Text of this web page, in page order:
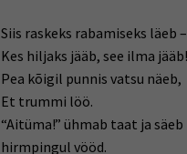
Siis raskeks rabamiseks läeb –
Kes hiljaks jääb, see ilma jääb!
Pea kõigil punnis vatsu näeb,
Et trummi löö.
“Aitüma!” ühmab taat ja säeb
hirmpingul vööd.